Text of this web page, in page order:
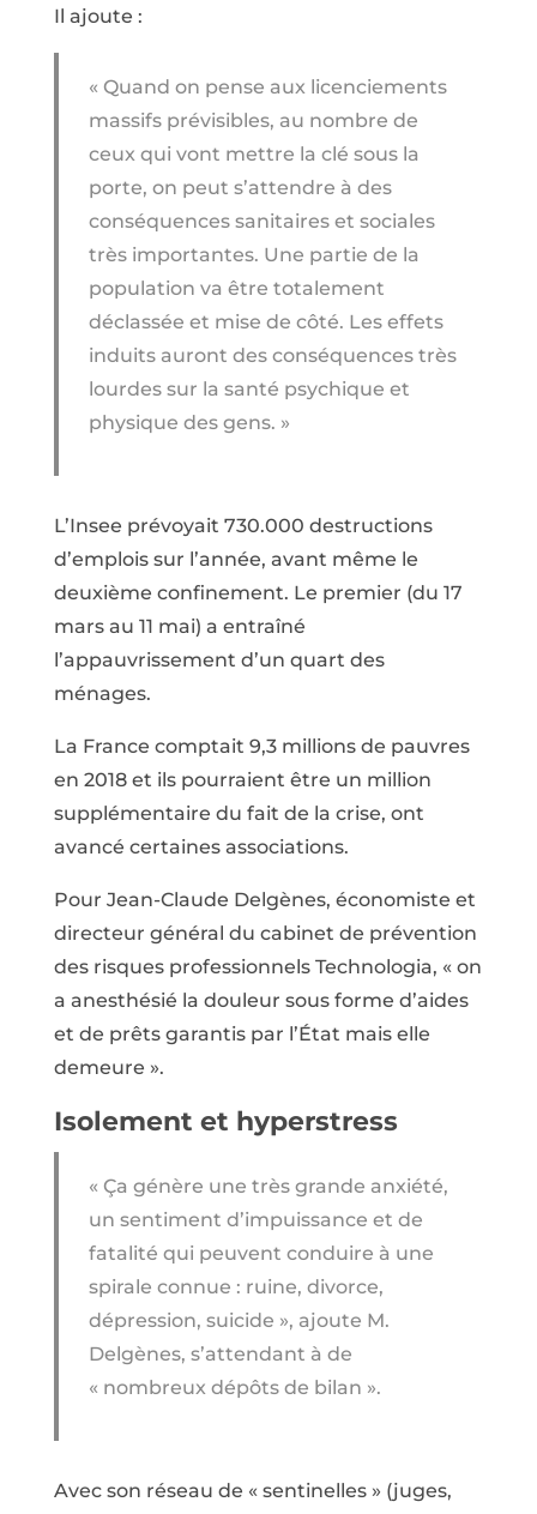
Il ajoute :
« Quand on pense aux licenciements
massifs prévisibles, au nombre de
ceux qui vont mettre la clé sous la
porte, on peut s’attendre à des
conséquences sanitaires et sociales
très importantes. Une partie de la
population va être totalement
déclassée et mise de côté. Les effets
induits auront des conséquences très
lourdes sur la santé psychique et
physique des gens. »
L’Insee prévoyait 730.000 destructions
d’emplois sur l’année, avant même le
deuxième confinement. Le premier (du 17
mars au 11 mai) a entraîné
l’appauvrissement d’un quart des
ménages.
La France comptait 9,3 millions de pauvres
en 2018 et ils pourraient être un million
supplémentaire du fait de la crise, ont
avancé certaines associations.
Pour Jean-Claude Delgènes, économiste et
directeur général du cabinet de prévention
des risques professionnels Technologia, « on
a anesthésié la douleur sous forme d’aides
et de prêts garantis par l’État mais elle
demeure ».
Isolement et hyperstress
« Ça génère une très grande anxiété,
un sentiment d’impuissance et de
fatalité qui peuvent conduire à une
spirale connue : ruine, divorce,
dépression, suicide », ajoute M.
Delgènes, s’attendant à de
« nombreux dépôts de bilan ».
Avec son réseau de « sentinelles » (juges,